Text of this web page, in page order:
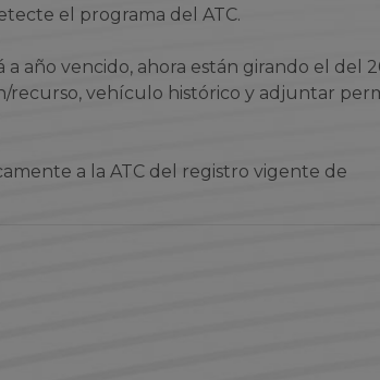
el programa del ATC.
año vencido, ahora están girando el del
recurso, vehículo histórico y adjuntar
a la ATC del registro vigente de